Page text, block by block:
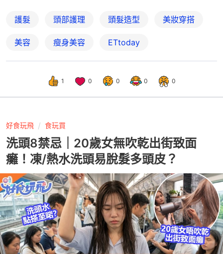
護髮 頭部護理 頭髮造型 美妝穿搭
美容 瘦身美容 ETtoday
1 0 0 0 0
好食玩飛 食玩買
洗頭8禁忌｜20歲女無吹乾出街致面
癱！凍/熱水洗頭易脫髮多頭皮？